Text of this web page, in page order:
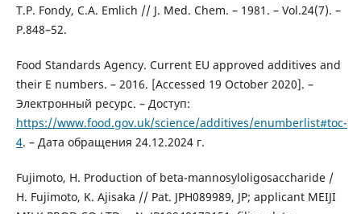
T.P. Fondy, C.A. Emlich // J. Med. Chem. – 1981. – Vol.24(7). –
Р.848–52.
Food Standards Agency. Current EU approved additives and
their E numbers. – 2016. [Accessed 19 October 2020]. –
Электронный ресурс. – Доступ:
https://www.food.gov.uk/science/additives/enumberlist#toc-
4. – Дата обращения 24.12.2024 г.
Fujimoto, H. Production of beta-mannosyloligosaccharide /
H. Fujimoto, K. Ajisaka // Pat. JPH089989, JP; applicant MEIJI